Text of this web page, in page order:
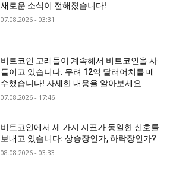
새로운 소식이 전해졌습니다!
07.08.2026 - 03:31
비트코인 고래들이 계속해서 비트코인을 사
들이고 있습니다. 무려 12억 달러어치를 매
수했습니다! 자세한 내용을 알아보세요
07.08.2026 - 17:46
비트코인에서 세 가지 지표가 동일한 신호를
보내고 있습니다: 상승장인가, 하락장인가?
08.08.2026 - 03:33